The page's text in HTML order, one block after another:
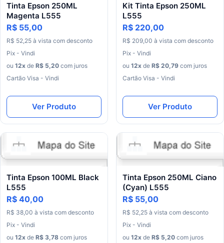
Tinta Epson 250ML
Magenta L555
R$ 55,00
R$ 52 25 à vista com desconto
Pix - Vindi
ou 12x de R$ 5,20 com juros
Cartão Visa - Vindi
Ver Produto
Kit Tinta Epson 250ML
L555
R$ 220,00
R$ 209 00 à vista com desconto
Pix - Vindi
ou 12x de R$ 20,79 com juros
Cartão Visa - Vindi
Ver Produto
Tinta Epson 100ML Black
L555
R$ 40,00
R$ 38 00 à vista com desconto
Pix - Vindi
ou 12x de R$ 3,78 com juros
Tinta Epson 250ML Ciano
(Cyan) L555
R$ 55,00
R$ 52 25 à vista com desconto
Pix - Vindi
ou 12x de R$ 5,20 com juros